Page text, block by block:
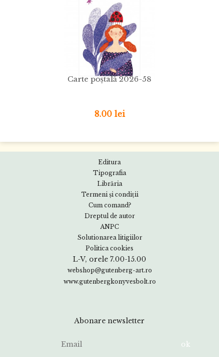
Carte poștală 2026-58
8.00 lei
Editura
Tipografia
Librăria
Termeni și condiții
Cum comand?
Dreptul de autor
ANPC
Solutionarea litigiilor
Politica cookies
L-V, orele 7.00-15.00
webshop@gutenberg-art.ro
www.gutenbergkonyvesbolt.ro
Abonare newsletter